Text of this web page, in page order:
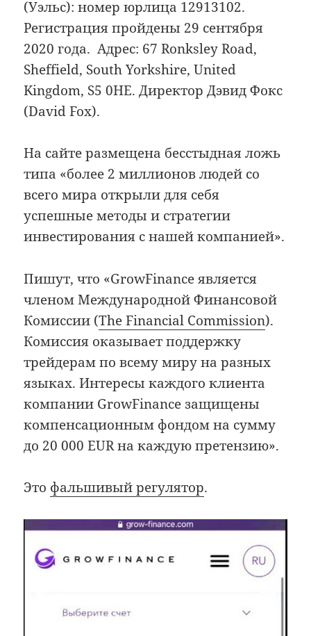
(Уэльс): номер юрлица 12913102.
Регистрация пройдены 29 сентября
2020 года. Адрес: 67 Ronksley Road,
Sheffield, South Yorkshire, United
Kingdom, S5 0HE. Директор Дэвид Фокс
(David Fox).
На сайте размещена бесстыдная ложь
типа «более 2 миллионов людей со
всего мира открыли для себя
успешные методы и стратегии
инвестирования с нашей компанией».
Пишут, что «GrowFinance является
членом Международной Финансовой
Комиссии (The Financial Commission).
Комиссия оказывает поддержку
трейдерам по всему миру на разных
языках. Интересы каждого клиента
компании GrowFinance защищены
компенсационным фондом на сумму
до 20 000 EUR на каждую претензию».
Это фальшивый регулятор.